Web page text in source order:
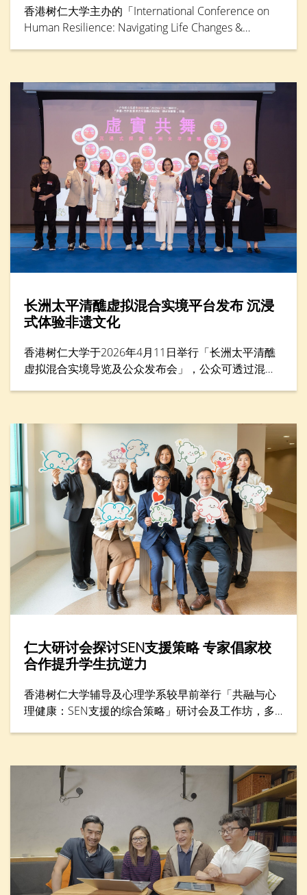
香港树仁大学主办的「International Conference on
Human Resilience: Navigating Life Changes &
大型跨学科研究成果，分析本港「Alpha」世代（生于
2010年后）到婴儿潮世代（生于1946年至1964年）
的抗逆力与心理健康情况。
长洲太平清醮虚拟混合实境平台发布 沉浸
式体验非遗文化
香港树仁大学于2026年4月11日举行「长洲太平清醮
虚拟混合实境导览及公众发布会」，公众可透过混合
仁大研讨会探讨SEN支援策略 专家倡家校
合作提升学生抗逆力
香港树仁大学辅导及心理学系较早前举行「共融与心
理健康：SEN支援的综合策略」研讨会及工作坊，多